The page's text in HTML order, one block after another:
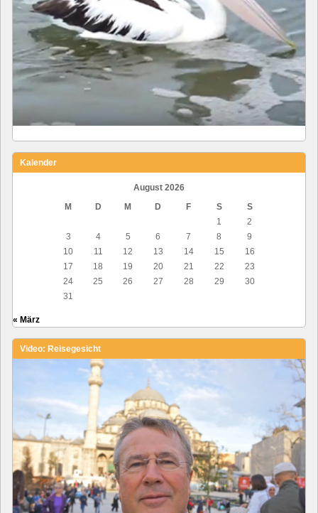
Kalender
August 2026
M
D M D F S
S
1
2
3
4 5 6 7 8
9
10
11 12 13 14 15
16
17
18 19 20 21 22
23
24
25 26 27 28 29
30
31
« März
Video: Reisegesicht